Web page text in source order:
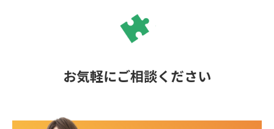
お気軽にご相談ください